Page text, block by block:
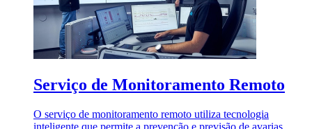
Serviço de Monitoramento Remoto
O serviço de monitoramento remoto utiliza tecnologia
inteligente que permite a prevenção e previsão de avarias